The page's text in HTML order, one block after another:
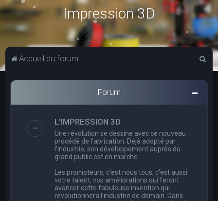
Impression 3D
Accueil du forum
c
Forum
L'IMPRESSION 3D
Une révolution se dessine avec ce nouveau
procédé de fabrication. Déjà adopté par
l’Industrie, son développement auprès du
grand public est en marche…
Les promoteurs, c'est nous tous, c'est aussi
votre talent, vos améliorations qui feront
avancer cette fabuleuse invention qui
révolutionnera l'industrie de demain. Dans